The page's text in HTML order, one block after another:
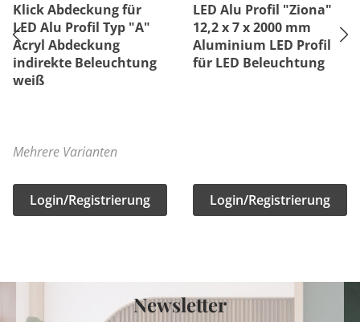
Klick Abdeckung für
LED Alu Profil Typ "A"
Acryl Abdeckung
indirekte Beleuchtung
weiß
Mehrere Varianten
Login/Registrierung
LED Alu Profil "Ziona"
12,2 x 7 x 2000 mm
Aluminium LED Profil
für LED Beleuchtung
Login/Registrierung
Newsletter